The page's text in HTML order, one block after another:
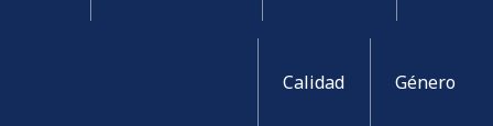
Calidad Género